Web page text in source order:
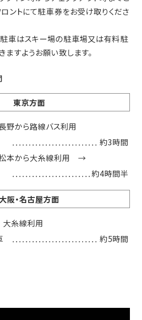
ントにて駐車券をお受け取りくださ
車はスキー場の駐車場又は有料駐
すようお願い致します。
東京方面
から路線バス利用
約3時間
から大糸線利用 →
約4時間半
大阪・名古屋方面
糸線利用
約5時間